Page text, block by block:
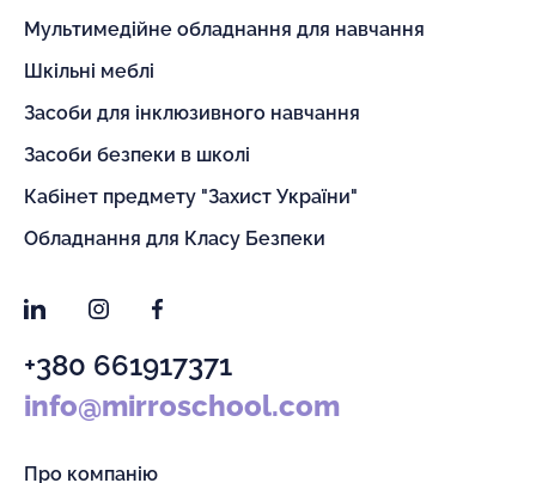
Мультимедійне обладнання для навчання
Шкільні меблі
Засоби для інклюзивного навчання
Засоби безпеки в школі
Кабінет предмету "Захист України"
Обладнання для Класу Безпеки
LinkedInInstagramFacebook
+380 661917371
info@mirroschool.com
Про компанію